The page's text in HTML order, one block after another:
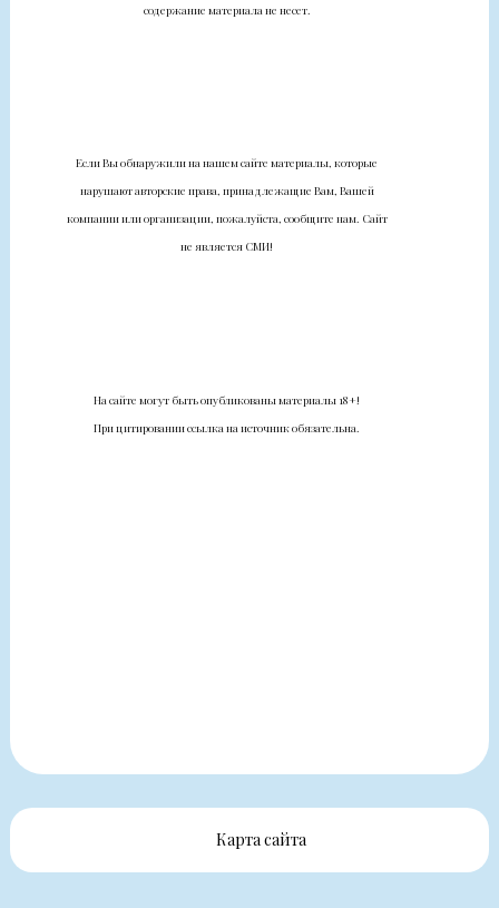
содержание материала не несет.
Если Вы обнаружили на нашем сайте материалы, которые
нарушают авторские права, принадлежащие Вам, Вашей
компании или организации, пожалуйста, сообщите нам. Сайт
не является СМИ!
На сайте могут быть опубликованы материалы 18+!
При цитировании ссылка на источник обязательна.
Карта сайта